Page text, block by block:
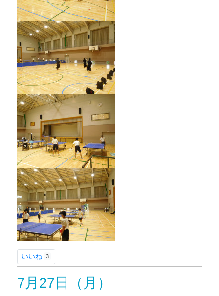
いいね 3
7月27日（月）